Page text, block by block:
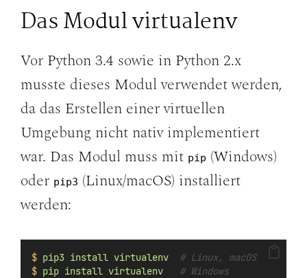
Das Modul virtualenv
Vor Python 3.4 sowie in Python 2.x
musste dieses Modul verwendet werden,
da das Erstellen einer virtuellen
Umgebung nicht nativ implementiert
war. Das Modul muss mit pip (Windows)
oder pip3 (Linux/macOS) installiert
werden:
$ pip3 install virtualenv
# Linux, macOS
$ pip install virtualenv # Windows